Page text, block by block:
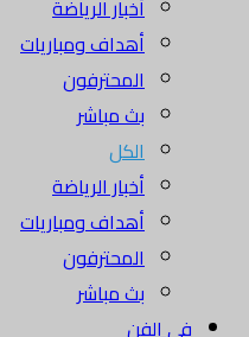
أخبار الرياضة
أهداف ومباريات
المحترفون
بث مباشر
الكل
أخبار الرياضة
أهداف ومباريات
المحترفون
بث مباشر
في الفن